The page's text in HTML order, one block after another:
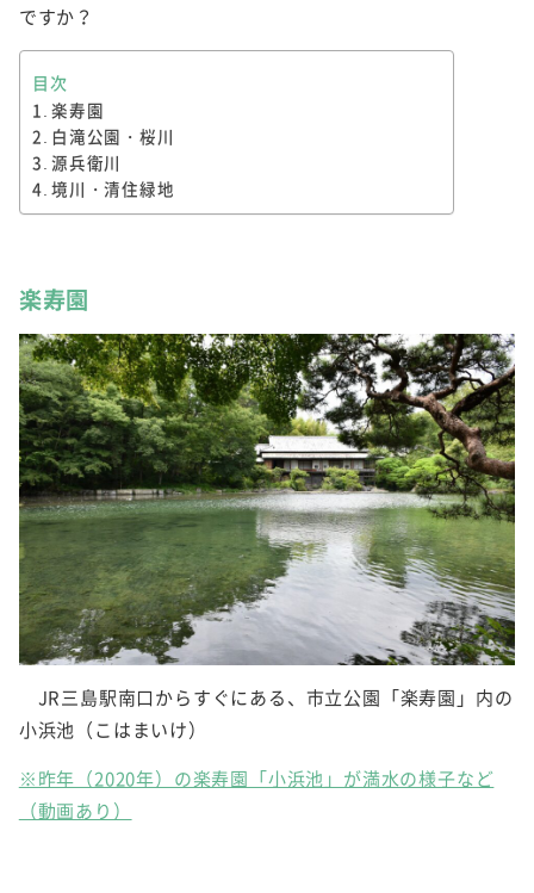
ですか？
目次
楽寿園
白滝公園・桜川
源兵衛川
境川・清住緑地
楽寿園
JR三島駅南口からすぐにある、市立公園「楽寿園」内の
小浜池（こはまいけ）
※昨年（2020年）の楽寿園「小浜池」が満水の様子など
（動画あり）